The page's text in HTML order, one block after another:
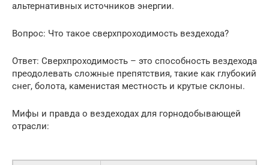
альтернативных источников энергии.
Вопрос: Что такое сверхпроходимость вездехода?
Ответ: Сверхпроходимость – это способность вездехода
преодолевать сложные препятствия, такие как глубокий
снег, болота, каменистая местность и крутые склоны.
Мифы и правда о вездеходах для горнодобывающей
отрасли: